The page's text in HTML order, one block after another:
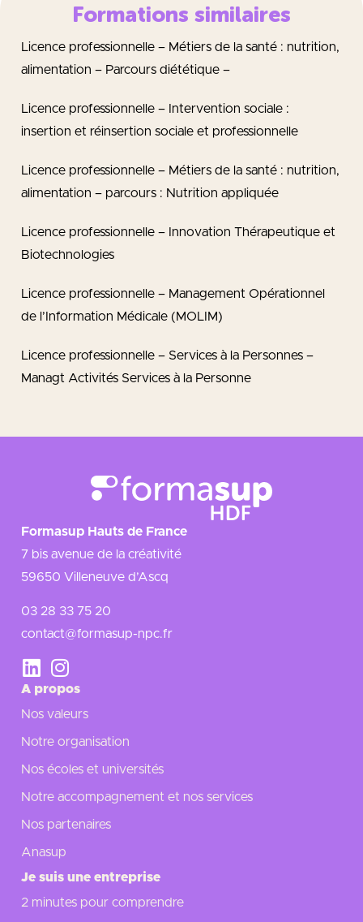
Formations similaires
Licence professionnelle – Métiers de la santé : nutrition,
alimentation – Parcours diététique –
Licence professionnelle – Intervention sociale :
insertion et réinsertion sociale et professionnelle
Licence professionnelle – Métiers de la santé : nutrition,
alimentation – parcours : Nutrition appliquée
Licence professionnelle – Innovation Thérapeutique et
Biotechnologies
Licence professionnelle – Management Opérationnel
de l’Information Médicale (MOLIM)
Licence professionnelle – Services à la Personnes –
Managt Activités Services à la Personne
Formasup Hauts de France
7 bis avenue de la créativité
59650 Villeneuve d’Ascq
03 28 33 75 20
contact@formasup-npc.fr
A propos
Nos valeurs
Notre organisation
Nos écoles et universités
Notre accompagnement et nos services
Nos partenaires
Anasup
Je suis une entreprise
2 minutes pour comprendre